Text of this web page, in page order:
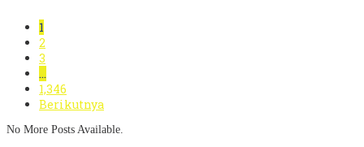
1
2
3
…
1,346
Berikutnya
No More Posts Available.